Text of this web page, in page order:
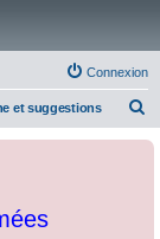
Connexion
et suggestions